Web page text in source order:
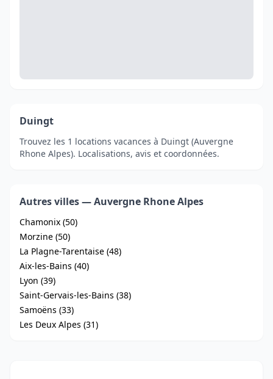
Duingt
Trouvez les 1 locations vacances à Duingt (Auvergne
Rhone Alpes). Localisations, avis et coordonnées.
Autres villes — Auvergne Rhone Alpes
Chamonix (50)
Morzine (50)
La Plagne-Tarentaise (48)
Aix-les-Bains (40)
Lyon (39)
Saint-Gervais-les-Bains (38)
Samoëns (33)
Les Deux Alpes (31)